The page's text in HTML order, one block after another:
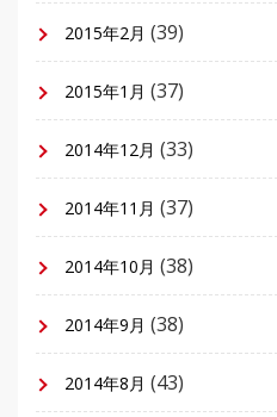
2015年2月 (39)
2015年1月 (37)
2014年12月 (33)
2014年11月 (37)
2014年10月 (38)
2014年9月 (38)
2014年8月 (43)